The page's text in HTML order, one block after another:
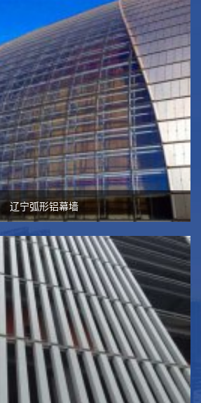
辽宁弧形铝幕墙